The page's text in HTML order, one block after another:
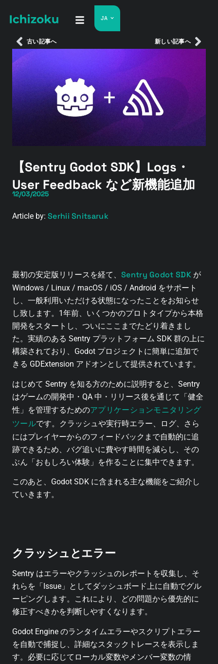
JA
古い記事へ 新しい記事へ
【Sentry Godot SDK】Logs・
User Feedback など新機能追加
12/03/2025
Article by: Serhii Snitsaruk
最初の安定版リリースを経て、 Sentry Godot SDKが
Windows / Linux / macOS / iOS / Android をサポート
し、一般利用いただける状態になったことをお知らせ
し致します。1年前、いくつかのプロトタイプから本格
開発をスタートし、ついにここまでたどり着きまし
た。実績のある Sentry プラットフォーム SDK 群の上に
構築されており、Godot プロジェクトに簡単に追加で
きる GDExtension アドオンとして提供されています。
はじめて Sentry を知る方のために説明すると、Sentry
はゲームの開発中・QA 中・リリース後を通じて「健全
性」を管理するためのアプリケーションモニタリング
ツールです。クラッシュや実行時エラー、ログ、さら
にはプレイヤーからのフィードバックまで自動的に追
跡できるため、バグ追いに費やす時間を減らし、その
ぶん「おもしろい体験」を作ることに集中できます。
このあと、Godot SDK に含まれる主な機能をご紹介し
ていきます。
クラッシュとエラー
Sentry はエラーやクラッシュのレポートを収集し、そ
れらを「Issue」としてダッシュボード上に自動でグル
ーピングします。これにより、どの問題から優先的に
修正すべきかを判断しやすくなります。
Godot Engine のランタイムエラーやスクリプトエラー
を自動で捕捉し、詳細なスタックトレースを表示しま
す。必要に応じてローカル変数やメンバー変数の情